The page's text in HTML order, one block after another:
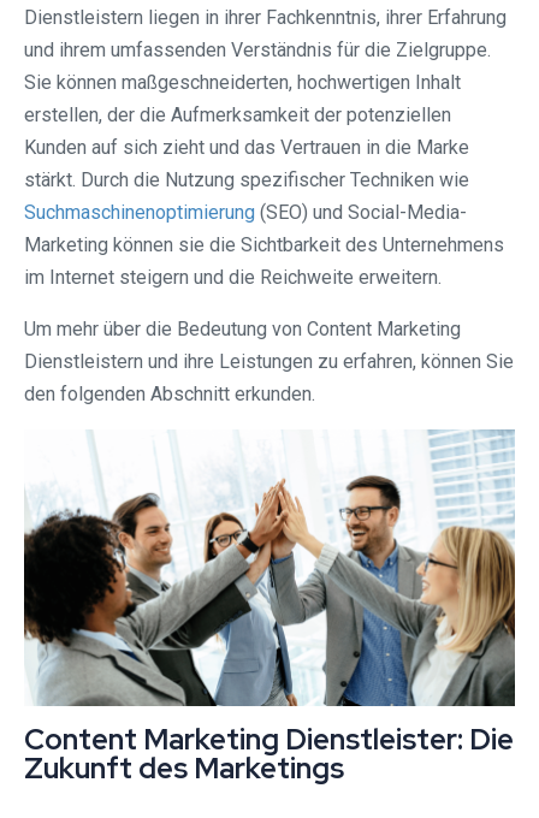
Dienstleistern liegen in ihrer Fachkenntnis, ihrer Erfahrung
und ihrem umfassenden Verständnis für die Zielgruppe.
Sie können maßgeschneiderten, hochwertigen Inhalt
erstellen, der die Aufmerksamkeit der potenziellen
Kunden auf sich zieht und das Vertrauen in die Marke
stärkt. Durch die Nutzung spezifischer Techniken wie
Suchmaschinenoptimierung (SEO) und Social-Media-
Marketing können sie die Sichtbarkeit des Unternehmens
im Internet steigern und die Reichweite erweitern.
Um mehr über die Bedeutung von Content Marketing
Dienstleistern und ihre Leistungen zu erfahren, können Sie
den folgenden Abschnitt erkunden.
Content Marketing Dienstleister: Die
Zukunft des Marketings